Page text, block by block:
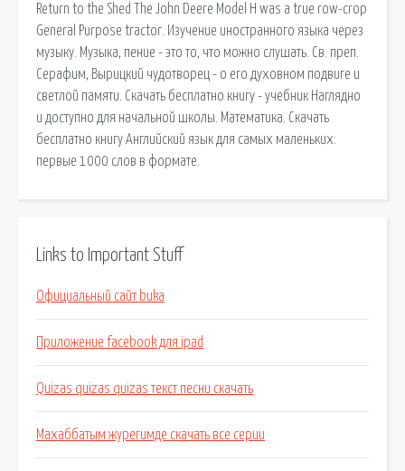
Return to the Shed The John Deere Model H was a true row-crop
General Purpose tractor. Изучение иностранного языка через
музыку. Музыка, пение - это то, что можно слушать. Св. преп.
Серафим, Вырицкий чудотворец - о его духовном подвиге и
светлой памяти. Скачать бесплатно книгу - учебник Наглядно
и доступно для начальной школы. Математика. Скачать
бесплатно книгу Английский язык для самых маленьких:
первые 1000 слов в формате.
Links to Important Stuff
Официальный сайт buka
Приложение facebook для ipad
Quizas quizas quizas текст песни скачать
Махаббатым журегимде скачать все серии